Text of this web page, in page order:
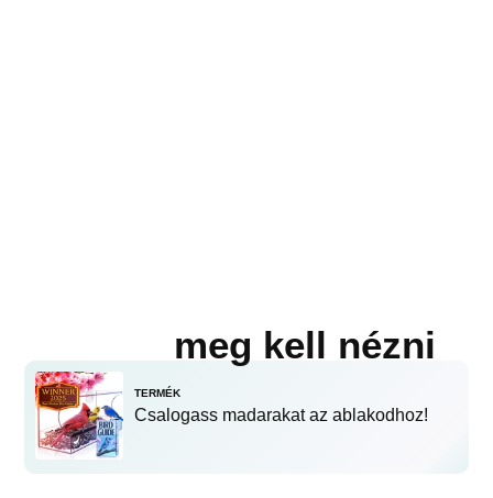
meg kell nézni
TERMÉK
Csalogass madarakat az ablakodhoz!